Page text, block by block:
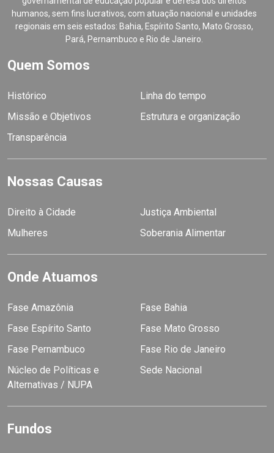
humanos, sem fins lucrativos, com atuação nacional e unidades
regionais em seis estados: Bahia, Espírito Santo, Mato Grosso,
Pará, Pernambuco e Rio de Janeiro.
Quem Somos
Histórico
Linha do tempo
Missão e Objetivos
Estrutura e organização
Transparência
Nossas Causas
Direito à Cidade
Justiça Ambiental
Mulheres
Soberania Alimentar
Onde Atuamos
Fase Amazônia
Fase Bahia
Fase Espírito Santo
Fase Mato Grosso
Fase Pernambuco
Fase Rio de Janeiro
Núcleo de Políticas e
Alternativas / NUPA
Sede Nacional
Fundos